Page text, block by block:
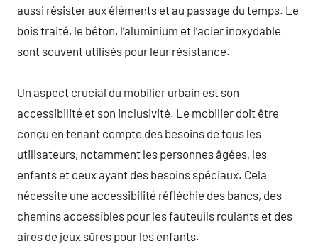
aussi résister aux éléments et au passage du temps. Le
bois traité, le béton, l’aluminium et l’acier inoxydable
sont souvent utilisés pour leur résistance.
Un aspect crucial du mobilier urbain est son
accessibilité et son inclusivité. Le mobilier doit être
conçu en tenant compte des besoins de tous les
utilisateurs, notamment les personnes âgées, les
enfants et ceux ayant des besoins spéciaux. Cela
nécessite une accessibilité réfléchie des bancs, des
chemins accessibles pour les fauteuils roulants et des
aires de jeux sûres pour les enfants.